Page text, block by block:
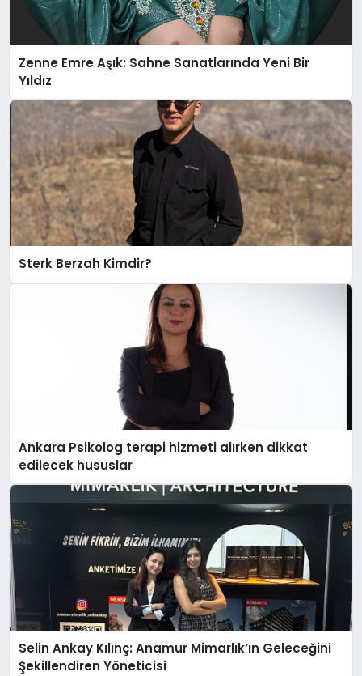
Zenne Emre Aşık: Sahne Sanatlarında Yeni Bir
Yıldız
Sterk Berzah Kimdir?
Ankara Psikolog terapi hizmeti alırken dikkat
edilecek hususlar
Selin Ankay Kılınç: Anamur Mimarlık’ın Geleceğini
Şekillendiren Yöneticisi